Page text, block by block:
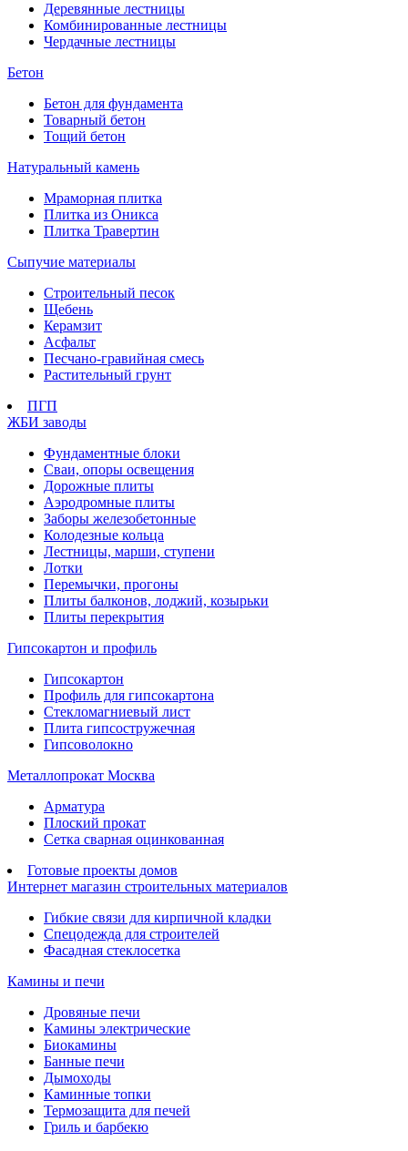
Деревянные лестницы
Комбинированные лестницы
Чердачные лестницы
Бетон
Бетон для фундамента
Товарный бетон
Тощий бетон
Натуральный камень
Мраморная плитка
Плитка из Оникса
Плитка Травертин
Сыпучие материалы
Строительный песок
Щебень
Керамзит
Асфальт
Песчано-гравийная смесь
Растительный грунт
ПГП
ЖБИ заводы
Фундаментные блоки
Сваи, опоры освещения
Дорожные плиты
Аэродромные плиты
Заборы железобетонные
Колодезные кольца
Лестницы, марши, ступени
Лотки
Перемычки, прогоны
Плиты балконов, лоджий, козырьки
Плиты перекрытия
Гипсокартон и профиль
Гипсокартон
Профиль для гипсокартона
Стекломагниевый лист
Плита гипсостружечная
Гипсоволокно
Металлопрокат Москва
Арматура
Плоский прокат
Сетка сварная оцинкованная
Готовые проекты домов
Интернет магазин строительных материалов
Гибкие связи для кирпичной кладки
Спецодежда для строителей
Фасадная стеклосетка
Камины и печи
Дровяные печи
Камины электрические
Биокамины
Банные печи
Дымоходы
Каминные топки
Термозащита для печей
Гриль и барбекю